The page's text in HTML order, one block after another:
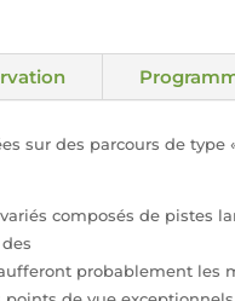
sur des parcours de type
composés de pistes
probablement les